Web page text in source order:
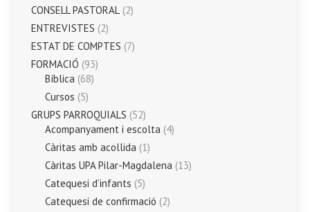
CONSELL PASTORAL (2)
ENTREVISTES (2)
ESTAT DE COMPTES (7)
FORMACIÓ (93)
Bíblica (68)
Cursos (5)
GRUPS PARROQUIALS (52)
Acompanyament i escolta (4)
Càritas amb acollida (1)
Càritas UPA Pilar-Magdalena (13)
Catequesi d’infants (5)
Catequesi de confirmació (2)